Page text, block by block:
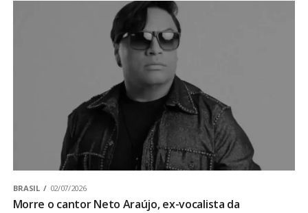
BRASIL 02/07/2026
Morre o cantor Neto Araújo, ex-vocalista da